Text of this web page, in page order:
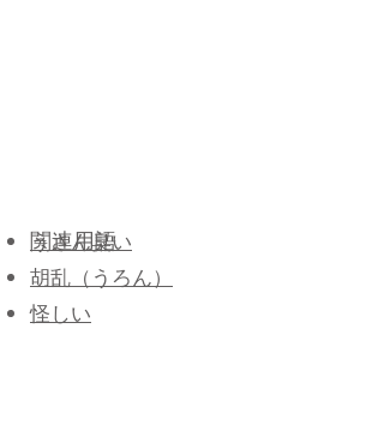
関連用語
うさん臭い
胡乱（うろん）
怪しい